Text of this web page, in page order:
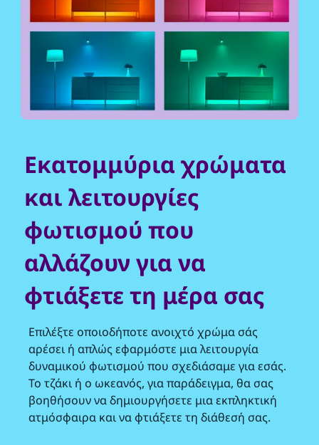
Εκατομμύρια χρώματα
και λειτουργίες
φωτισμού που
αλλάζουν για να
φτιάξετε τη μέρα σας
Επιλέξτε οποιοδήποτε ανοιχτό χρώμα σάς
αρέσει ή απλώς εφαρμόστε μια λειτουργία
δυναμικού φωτισμού που σχεδιάσαμε για εσάς.
Το τζάκι ή ο ωκεανός, για παράδειγμα, θα σας
βοηθήσουν να δημιουργήσετε μια εκπληκτική
ατμόσφαιρα και να φτιάξετε τη διάθεσή σας.